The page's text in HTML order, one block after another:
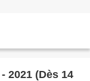
2021 (Dès 14